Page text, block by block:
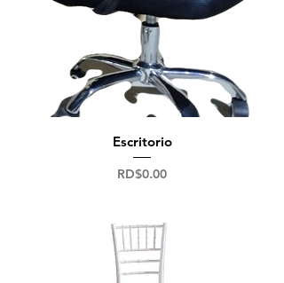
Escritorio
Precio
RD$0.00